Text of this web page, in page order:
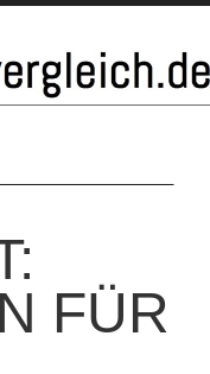
FÜR